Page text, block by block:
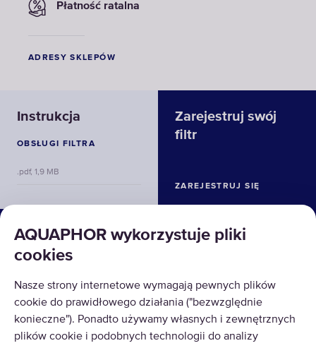
Płatność ratalna
ADRESY SKLEPÓW
Instrukcja
OBSŁUGI FILTRA
.pdf, 1,9 MB
Zarejestruj swój
filtr
ZAREJESTRUJ SIĘ
AQUAPHOR wykorzystuje pliki
cookies
Nasze strony internetowe wymagają pewnych plików
cookie do prawidłowego działania ("bezwzględnie
konieczne"). Ponadto używamy własnych i zewnętrznych
plików cookie i podobnych technologii do analizy
PRODUKTY
O NAS